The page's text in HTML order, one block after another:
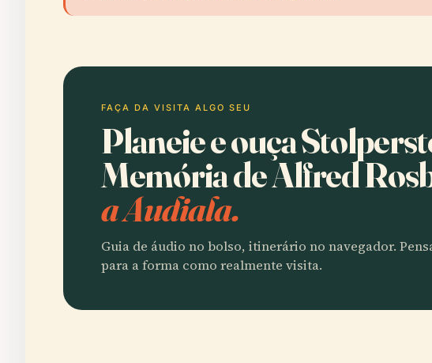
FAÇA DA VISITA ALGO SEU
Planeie e ouça
Memória de Alfred
a Audiala.
Guia de áudio no bolso, itinerário no navegador.
para a forma como realmente visita.